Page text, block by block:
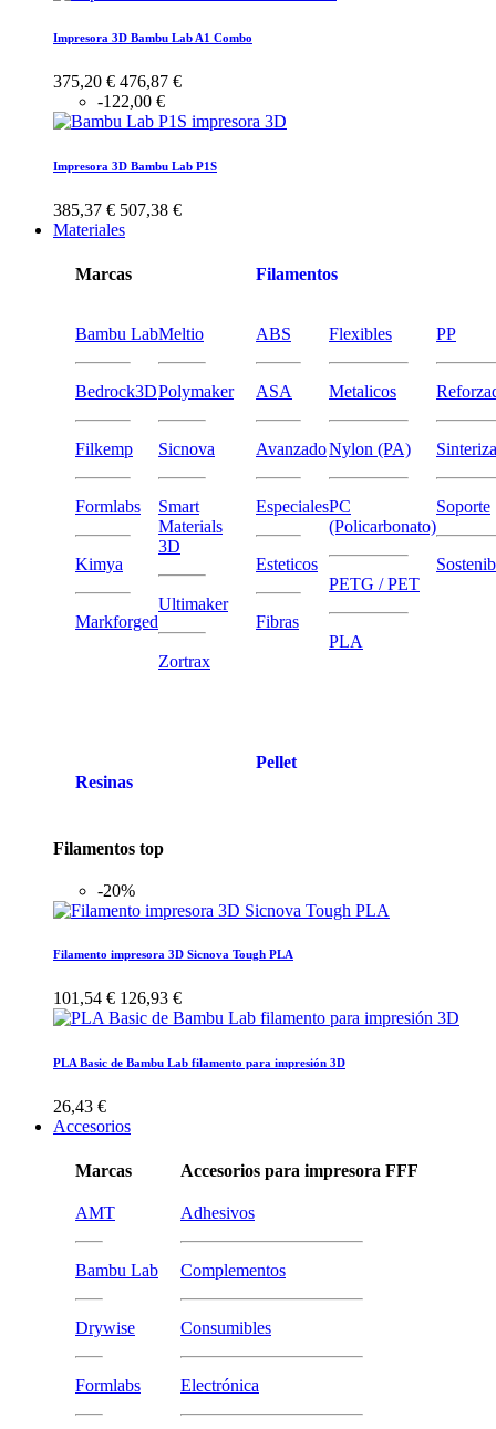
Impresora 3D Bambu Lab A1 Combo
375,20 € 476,87 €
-122,00 €
Impresora 3D Bambu Lab P1S
385,37 € 507,38 €
Materiales
Marcas
Bambu Lab
Bedrock3D
Filkemp
Formlabs
Kimya
Markforged
Meltio
Polymaker
Sicnova
Smart
Materials
3D
Ultimaker
Zortrax
Resinas
Filamentos
ABS
ASA
Avanzado
Especiales
Esteticos
Fibras
Flexibles
Metalicos
Nylon (PA)
PC
(Policarbonato)
PETG / PET
PLA
PP
Soporte
Pellet
Filamentos top
-20%
Filamento impresora 3D Sicnova Tough PLA
101,54 € 126,93 €
PLA Basic de Bambu Lab filamento para impresión 3D
26,43 €
Accesorios
Marcas
AMT
Bambu Lab
Drywise
Formlabs
Accesorios para impresora FFF
Adhesivos
Complementos
Consumibles
Electrónica